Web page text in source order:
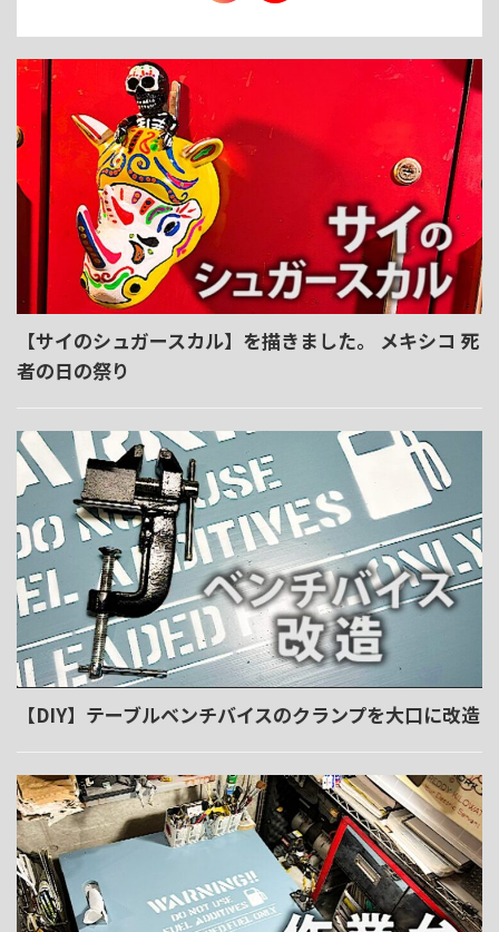
【サイのシュガースカル】を描きました。 メキシコ 死
者の日の祭り
【DIY】テーブルベンチバイスのクランプを大口に改造